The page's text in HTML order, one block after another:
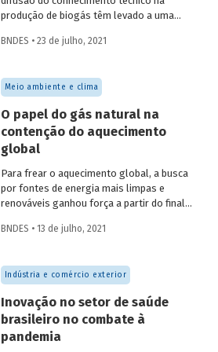
produção de biogás têm levado a uma
em operação e no volume produzido no
tímido diante do potencial de geração que
um país com um agronegócio tão
desenvolvido pode atingir. Entenda como
resíduos e efluentes das diferentes
atividades agropecuárias podem
contribuir para ampliar a geração de
BNDES • 23 de julho, 2021
Meio ambiente e clima
O papel do gás natural na
contenção do aquecimento
global
Para frear o aquecimento global, a busca
por fontes de energia mais limpas e
renováveis ganhou força a partir do final
mundial de redução das emissões de CO
energética segue crescendo, o gás
natural desponta como combustível
capaz de apoiar a transição para a
economia de baixo carbono, aproveitando
a infraestrutura já existente com menor
impacto ambiental do que outros
BNDES • 13 de julho, 2021
Indústria e comércio exterior
Inovação no setor de saúde
brasileiro no combate à
pandemia